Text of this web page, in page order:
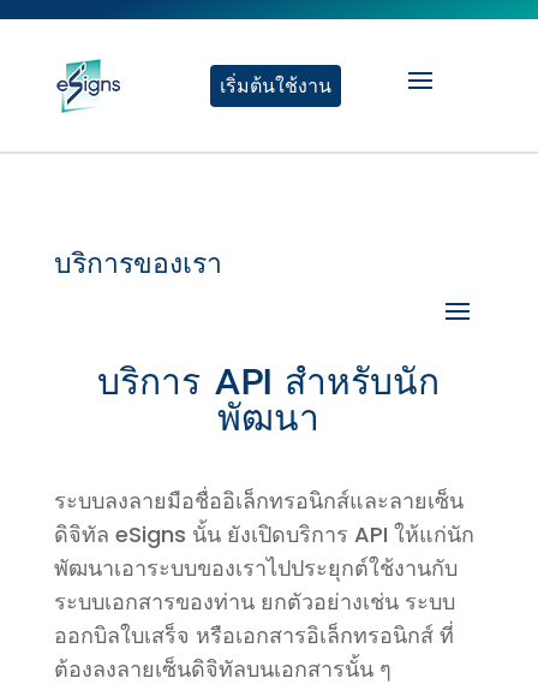
เริ่มต้นใช้งาน
บริการของเรา
บริการ API สำหรับนัก
พัฒนา
ระบบลงลายมือชื่ออิเล็กทรอนิกส์และลายเซ็น
ดิจิทัล eSigns นั้น ยังเปิดบริการ API ให้แก่นัก
พัฒนาเอาระบบของเราไปประยุกต์ใช้งานกับ
ระบบเอกสารของท่าน ยกตัวอย่างเช่น ระบบ
ออกบิลใบเสร็จ หรือเอกสารอิเล็กทรอนิกส์ ที่
ต้องลงลายเซ็นดิจิทัลบนเอกสารนั้น ๆ